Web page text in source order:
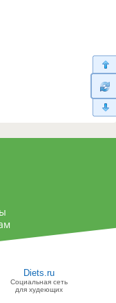
Diets.ru
Социальная сеть
для худеющих